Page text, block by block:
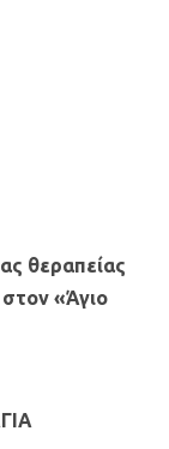
θεραπείας
«Άγιο